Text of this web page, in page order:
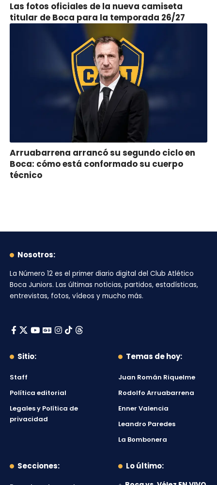
Las fotos oficiales de la nueva camiseta
titular de Boca para la temporada 26/27
Arruabarrena arrancó su segundo ciclo en
Boca: cómo está conformado su cuerpo
técnico
Nosotros:
La Número 12 es el primer diario digital del Club Atlético
Boca Juniors. Las últimas noticias, partidos, estadísticas,
entrevistas, fotos, vídeos y mucho más.
Sitio:
Staff
Política editorial
Legales y Política de
privacidad
Temas de hoy:
Juan Román Riquelme
Rodolfo Arruabarrena
Enner Valencia
Leandro Paredes
La Bombonera
Secciones: Lo último: